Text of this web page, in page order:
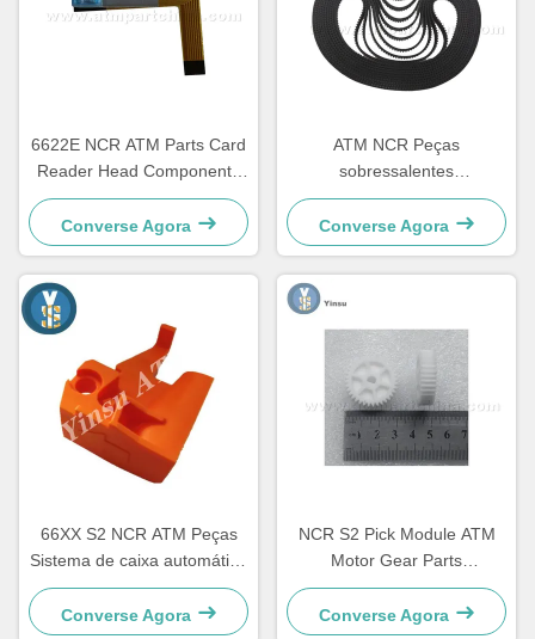
6622E NCR ATM Parts Card
Reader Head Componente
de renovação
Converse Agora
ATM NCR Peças
sobressalentes
apresentador acesso frontal
LVDT cinto 4450544331
Converse Agora
66XX S2 NCR ATM Peças
Sistema de caixa automático
Hardware Plástico C
Retratador 4450759179
Converse Agora
NCR S2 Pick Module ATM
Motor Gear Parts
4450756286 OEM
Converse Agora